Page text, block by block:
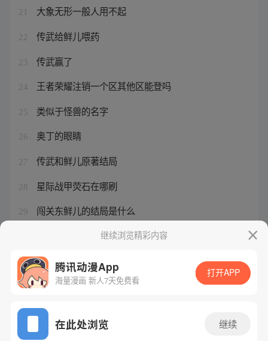
21 大象无形一般人用不起
22 传武给鲜儿喂药
23 传武赢了
24 王者荣耀注销一个区其他区能登吗
25 类似于怪兽的名字
26 奥丁的眼睛
27 传武和鲜儿原著结局
28 星际战甲荧石在哪刷
29 闯关东鲜儿的结局是什么
继续浏览精彩内容
腾讯动漫App
海量漫画 新人7天免费看
打开APP
在此处浏览 继续
网站备案/许可证号：粤B2-20090059-5
Copyright©1998 - 2026 Tencent. All Rights Reserved